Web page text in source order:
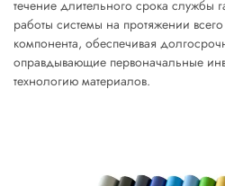
течение длительного срока службы
работы системы на протяжении
компонента, обеспечивая
оправдывающие первоначальные
технологию материалов.